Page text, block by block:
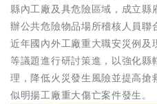
縣內工廠及具危險區域，成立
辦公共危險物品場所稽核人員
近年國內外工廠重大職安災例
等議題進行研討策進，以強化
理，降低火災發生風險並提高
似明揚工廠重大傷亡案件發生。